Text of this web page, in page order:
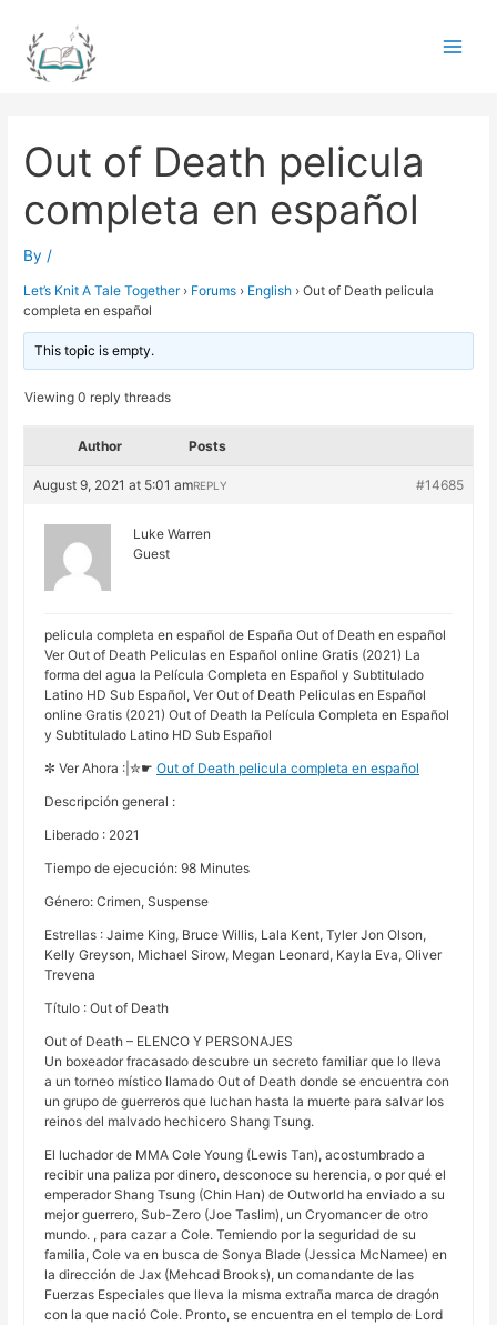
content
Out of Death pelicula
completa en español
By /
Let’s Knit A Tale Together › Forums › English › Out of Death pelicula
completa en español
This topic is empty.
Viewing 0 reply threads
Author Posts
August 9, 2021 at 5:01 am #14685
REPLY
Luke Warren
Guest
pelicula completa en español de España Out of Death en español
Ver Out of Death Peliculas en Español online Gratis (2021) La
forma del agua la Película Completa en Español y Subtitulado
Latino HD Sub Español, Ver Out of Death Peliculas en Español
online Gratis (2021) Out of Death la Película Completa en Español
y Subtitulado Latino HD Sub Español
✼ Ver Ahora :|✮☛Out of Death pelicula completa en español
Descripción general :
Liberado : 2021
Tiempo de ejecución: 98 Minutes
Género: Crimen, Suspense
Estrellas : Jaime King, Bruce Willis, Lala Kent, Tyler Jon Olson,
Kelly Greyson, Michael Sirow, Megan Leonard, Kayla Eva, Oliver
Trevena
Título : Out of Death
Out of Death – ELENCO Y PERSONAJES
Un boxeador fracasado descubre un secreto familiar que lo lleva
a un torneo místico llamado Out of Death donde se encuentra con
un grupo de guerreros que luchan hasta la muerte para salvar los
reinos del malvado hechicero Shang Tsung.
El luchador de MMA Cole Young (Lewis Tan), acostumbrado a
recibir una paliza por dinero, desconoce su herencia, o por qué el
emperador Shang Tsung (Chin Han) de Outworld ha enviado a su
mejor guerrero, Sub-Zero (Joe Taslim), un Cryomancer de otro
mundo. , para cazar a Cole. Temiendo por la seguridad de su
familia, Cole va en busca de Sonya Blade (Jessica McNamee) en
la dirección de Jax (Mehcad Brooks), un comandante de las
Fuerzas Especiales que lleva la misma extraña marca de dragón
con la que nació Cole. Pronto, se encuentra en el templo de Lord